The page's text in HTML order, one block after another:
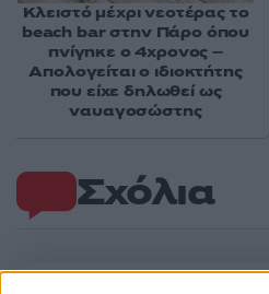
Σχόλια
Κλειστό μέχρι νεοτέρας το
beach bar στην Πάρο όπου
πνίγηκε ο 4χρονος –
Απολογείται ο ιδιοκτήτης
που είχε δηλωθεί ως
ναυαγοσώστης